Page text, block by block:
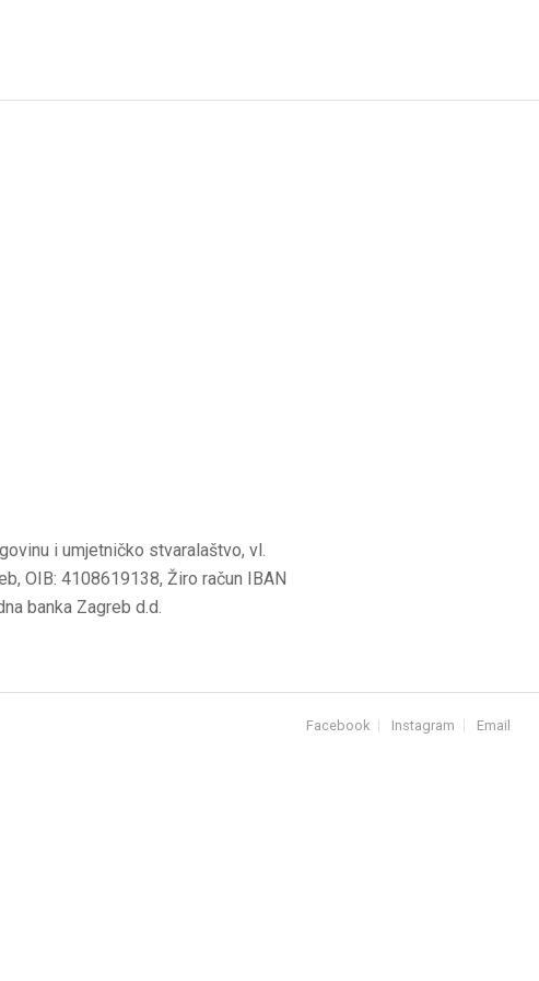
i umjetničko stvaralaštvo, vl.
OIB: 4108619138, Žiro račun IBAN
banka Zagreb d.d.
Facebook Instagram Email